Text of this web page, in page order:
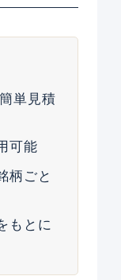
単見積
可能
柄ごと
もとに